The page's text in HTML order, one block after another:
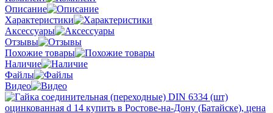
Описание
Характеристики
Аксессуары
Отзывы
Похожие товары
Наличие
Файлы
Видео